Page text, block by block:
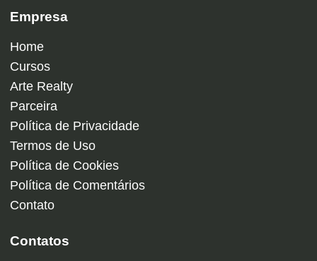
Empresa
Home
Cursos
Arte Realty
Parceira
Política de Privacidade
Termos de Uso
Política de Cookies
Política de Comentários
Contato
Contatos